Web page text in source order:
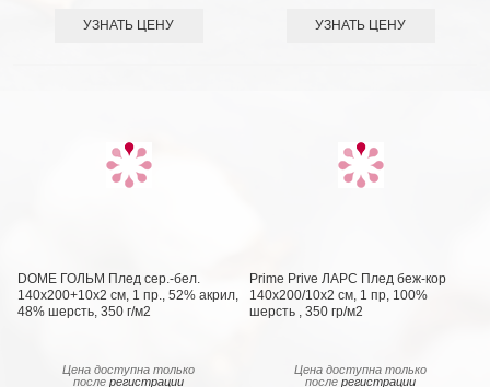
УЗНАТЬ ЦЕНУ УЗНАТЬ ЦЕНУ
DOME ГОЛЬМ Плед сер.-бел.
140х200+10х2 см, 1 пр., 52% акрил,
48% шерсть, 350 г/м2
Цена доступна только
послерегистрации
Prime Prive ЛАРС Плед беж-кор
140х200/10х2 см, 1 пр, 100%
шерсть , 350 гр/м2
Цена доступна только
послерегистрации